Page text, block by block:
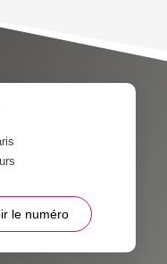
DES MÉNAGES SANS
le numéro